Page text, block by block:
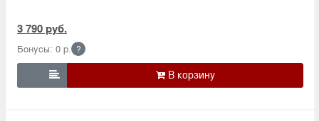
3 790 руб.
Бонусы: 0 р. ?
